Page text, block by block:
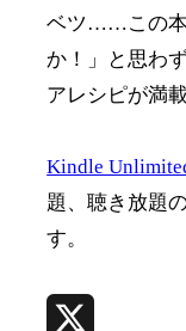
ベツ……この本
か！」と思わ
アレシピが満載
Kindle
題、聴き放題
す。